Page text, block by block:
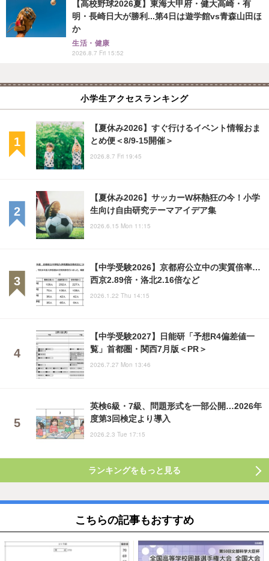
【高校野球2026夏】東海大甲府・健大高崎・有
明・長崎日大が勝利...第4日は遊学館vs青森山田ほ
か
生活・健康
2026.8.7 Fri 15:52
小学生アクセスランキング
【夏休み2026】すぐ行けるイベント情報おま
とめ便＜8/9-15開催＞
2026.8.7 Fri 19:45
【夏休み2026】サッカーW杯熱狂の今！小学
生向け自由研究テーマアイデア集
2026.6.15 Mon 11:15
【中学受験2026】京都府公立中の実質倍率…
西京2.89倍・洛北2.16倍など
2026.1.22 Thu 14:15
【中学受験2027】日能研「予想R4偏差値一
覧」首都圏・関西7月版＜PR＞
2026.7.27 Mon 13:46
英検6級・7級、問題形式を一部公開…2026年
度第3回検定より導入
2026.2.3 Tue 17:15
ランキングをもっと見る
こちらの記事もおすすめ